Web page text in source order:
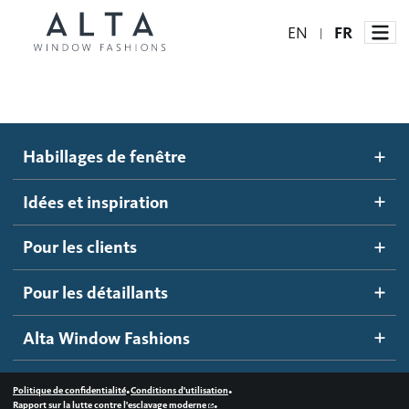
EN | FR
Stores automatisés
Stores alvéolés
Stores à enrouleur
Stores à bandes
Stores translucides
Stores en bois
Idées et inspiration
Blogue
Galerie d'inspiration
Comment ça marche
Devenir un détaillant
Accès détaillant
Contactez-nous
Habillages de fenêtre
Idées et inspiration
Pour les clients
Pour les détaillants
Alta Window Fashions
Politique de confidentialité•Conditions d'utilisation•
Rapport sur la lutte contre l'esclavage moderne •